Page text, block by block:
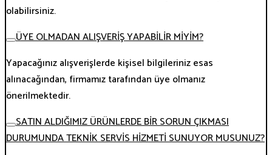
olabilirsiniz.
ÜYE OLMADAN ALIŞVERİŞ YAPABİLİR MİYİM?
Yapacağınız alışverişlerde kişisel bilgileriniz esas
alınacağından, firmamız tarafından üye olmanız
önerilmektedir.
SATIN ALDIĞIMIZ ÜRÜNLERDE BİR SORUN ÇIKMASI
DURUMUNDA TEKNİK SERVİS HİZMETİ SUNUYOR MUSUNUZ?